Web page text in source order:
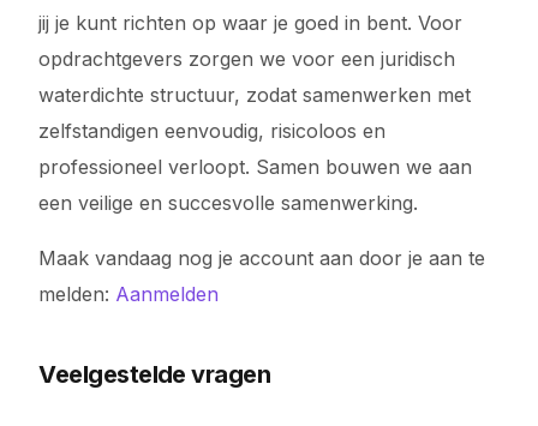
jij je kunt richten op waar je goed in bent. Voor
opdrachtgevers zorgen we voor een juridisch
waterdichte structuur, zodat samenwerken met
zelfstandigen eenvoudig, risicoloos en
professioneel verloopt. Samen bouwen we aan
een veilige en succesvolle samenwerking.
Maak vandaag nog je account aan door je aan te
melden: Aanmelden
Veelgestelde vragen